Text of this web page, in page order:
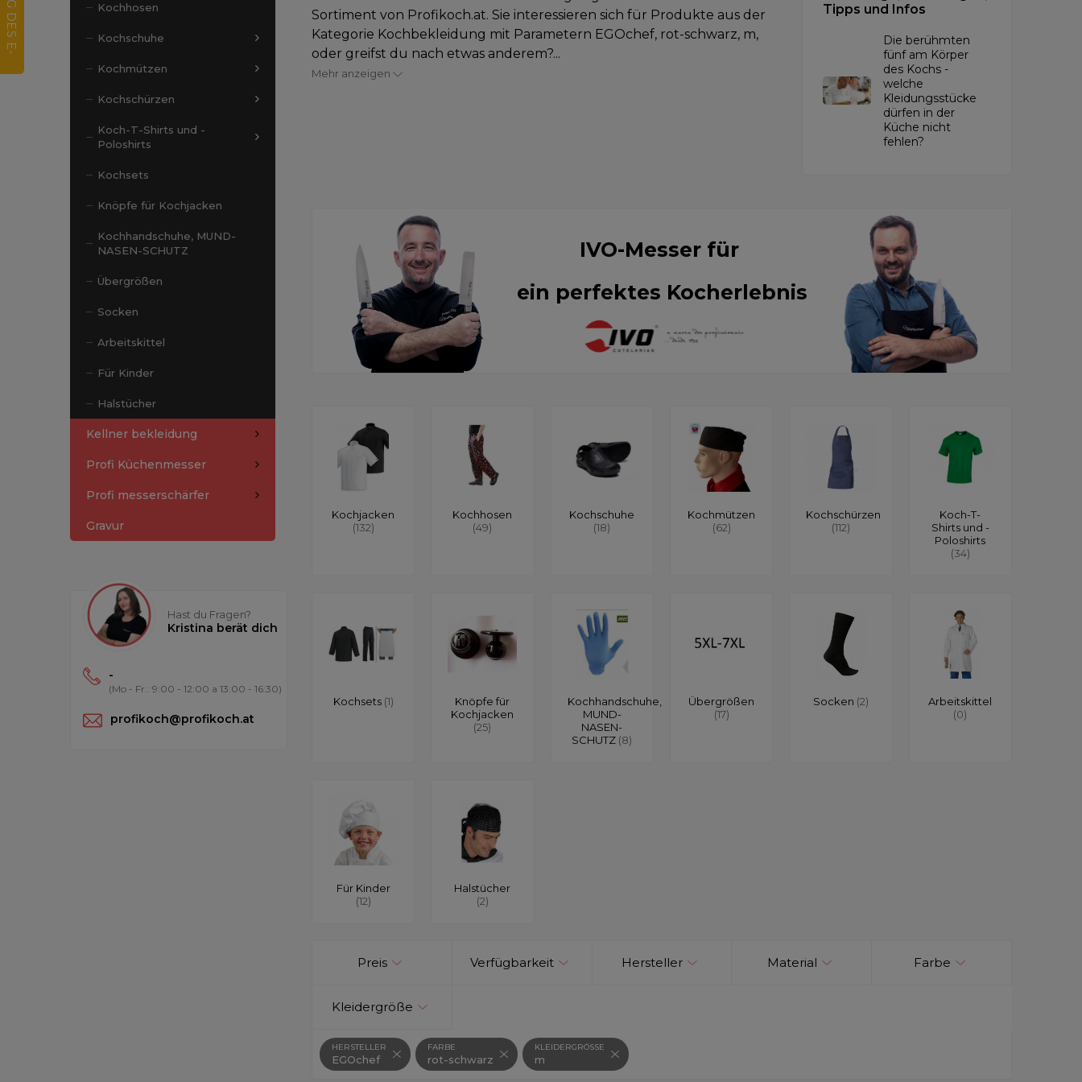
Kochhosen
Kochschuhe
Kochmützen
Kochschürzen
Koch-T-Shirts und -
Poloshirts
Kochsets
Knöpfe für Kochjacken
Kochhandschuhe, MUND-
NASEN-SCHUTZ
Übergrößen
Socken
Arbeitskittel
Für Kinder
Halstücher
Kellner bekleidung
Profi Küchenmesser
Profi messerschärfer
Gravur
Hast du Fragen?
Kristina berät dich
-
(Mo - Fr.: 9:00 - 12:00 a 13:00 - 16:30)
profikoch@profikoch.at
Sortiment von Profikoch.at. Sie interessieren sich für Produkte aus der
Kategorie Kochbekleidung mit Parametern EGOchef, rot-schwarz, m,
oder greifst du nach etwas anderem?...
Mehr anzeigen
Tipps und Infos
Die berühmten
fünf am Körper
des Kochs -
welche
Kleidungsstücke
dürfen in der
Küche nicht
fehlen?
IVO-Messer für
ein perfektes Kocherlebnis
Kochjacken
(132)
Kochhosen
(49)
Kochschuhe
(18)
Kochmützen
(62)
Kochschürzen
(112)
Koch-T-
Shirts und -
Poloshirts
(34)
Kochsets (1)
Knöpfe für
Kochjacken
(25)
Kochhandschuhe,
MUND-
NASEN-
SCHUTZ (8)
Übergrößen
(17)
Socken (2)
Arbeitskittel
(0)
Für Kinder
(12)
Halstücher
(2)
Preis Verfügbarkeit Hersteller Material Farbe
Kleidergröße
HERSTELLER
EGOchef
FARBE
rot-schwarz
KLEIDERGRÖSSE
m